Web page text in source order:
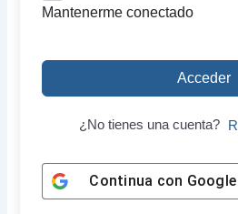
Mantenerme conectado
Acceder
¿No tienes una cuenta?
Continua con Google